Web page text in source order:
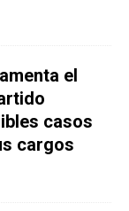
el
casos
cargos